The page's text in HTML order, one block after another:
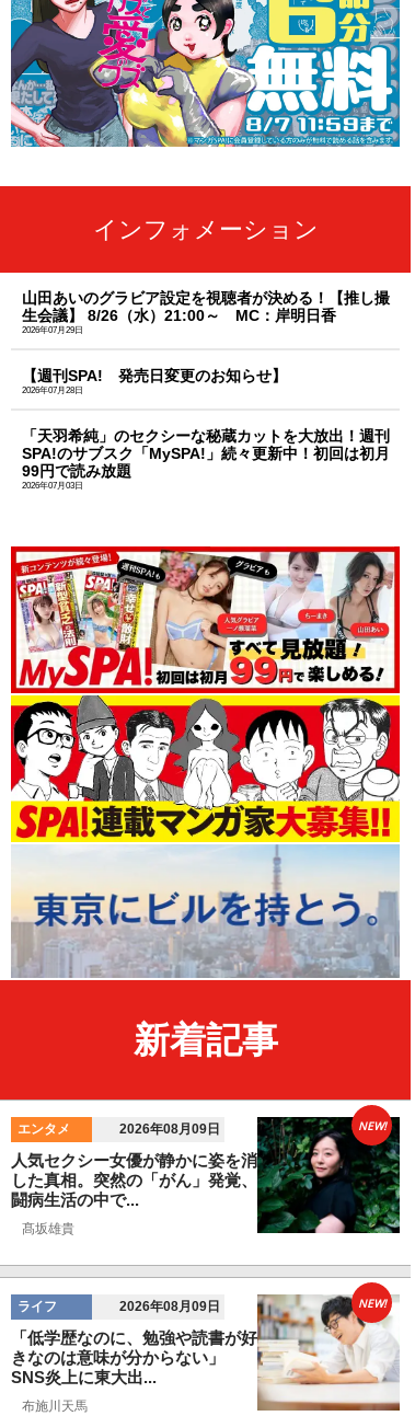
インフォメーション
山田あいのグラビア設定を視聴者が決める！【推し撮
生会議】 8/26（水）21:00～ MC：岸明日香
2026年07月29日
【週刊SPA! 発売日変更のお知らせ】
2026年07月28日
「天羽希純」のセクシーな秘蔵カットを大放出！週刊
SPA!のサブスク「MySPA!」続々更新中！初回は初月
99円で読み放題
2026年07月03日
新着記事
エンタメ 2026年08月09日
人気セクシー女優が静かに姿を消
した真相。突然の「がん」発覚、
闘病生活の中で...
髙坂雄貴
NEW!
ライフ 2026年08月09日
「低学歴なのに、勉強や読書が好
きなのは意味が分からない」
SNS炎上に東大出...
布施川天馬
NEW!